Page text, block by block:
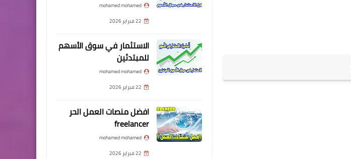
mohamed mohamed
22 فبراير 2026
الاستثمار في سوق الأسهم
للمبتدئين
mohamed mohamed
22 فبراير 2026
افضل منصات العمل الحر
freelancer
mohamed mohamed
22 فبراير 2026